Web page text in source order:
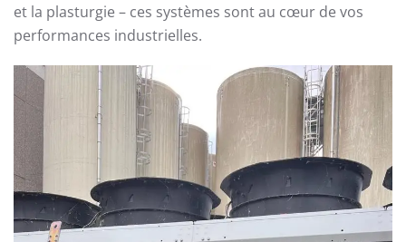
et la plasturgie – ces systèmes sont au cœur de vos
performances industrielles.